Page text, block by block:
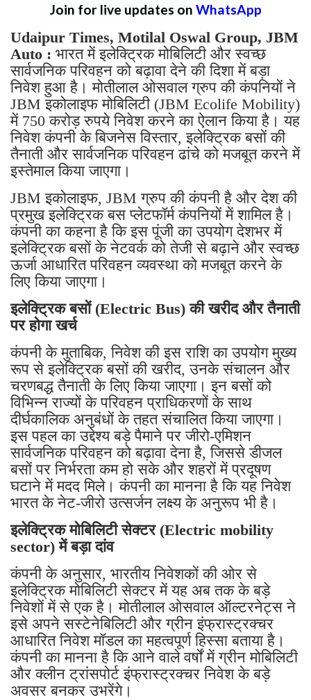
Join for live updates on WhatsApp
Udaipur Times, Motilal Oswal Group, JBM
Auto : भारत में इलेक्ट्रिक मोबिलिटी और स्वच्छ
सार्वजनिक परिवहन को बढ़ावा देने की दिशा में बड़ा
निवेश हुआ है। मोतीलाल ओसवाल ग्रुप की कंपनियों ने
JBM इकोलाइफ मोबिलिटी (JBM Ecolife Mobility)
में 750 करोड़ रुपये निवेश करने का ऐलान किया है। यह
निवेश कंपनी के बिजनेस विस्तार, इलेक्ट्रिक बसों की
तैनाती और सार्वजनिक परिवहन ढांचे को मजबूत करने में
इस्तेमाल किया जाएगा।
JBM इकोलाइफ, JBM ग्रुप की कंपनी है और देश की
प्रमुख इलेक्ट्रिक बस प्लेटफॉर्म कंपनियों में शामिल है।
कंपनी का कहना है कि इस पूंजी का उपयोग देशभर में
इलेक्ट्रिक बसों के नेटवर्क को तेजी से बढ़ाने और स्वच्छ
ऊर्जा आधारित परिवहन व्यवस्था को मजबूत करने के
लिए किया जाएगा।
इलेक्ट्रिक बसों (Electric Bus) की खरीद और तैनाती
पर होगा खर्च
कंपनी के मुताबिक, निवेश की इस राशि का उपयोग मुख्य
रूप से इलेक्ट्रिक बसों की खरीद, उनके संचालन और
चरणबद्ध तैनाती के लिए किया जाएगा। इन बसों को
विभिन्न राज्यों के परिवहन प्राधिकरणों के साथ
दीर्घकालिक अनुबंधों के तहत संचालित किया जाएगा।
इस पहल का उद्देश्य बड़े पैमाने पर जीरो-एमिशन
सार्वजनिक परिवहन को बढ़ावा देना है, जिससे डीजल
बसों पर निर्भरता कम हो सके और शहरों में प्रदूषण
घटाने में मदद मिले। कंपनी का मानना है कि यह निवेश
भारत के नेट-जीरो उत्सर्जन लक्ष्य के अनुरूप भी है।
इलेक्ट्रिक मोबिलिटी सेक्टर (Electric mobility
sector) में बड़ा दांव
कंपनी के अनुसार, भारतीय निवेशकों की ओर से
इलेक्ट्रिक मोबिलिटी सेक्टर में यह अब तक के बड़े
निवेशों में से एक है। मोतीलाल ओसवाल ऑल्टरनेट्स ने
इसे अपने सस्टेनेबिलिटी और ग्रीन इंफ्रास्ट्रक्चर
आधारित निवेश मॉडल का महत्वपूर्ण हिस्सा बताया है।
कंपनी का मानना है कि आने वाले वर्षों में ग्रीन मोबिलिटी
और क्लीन ट्रांसपोर्ट इंफ्रास्ट्रक्चर निवेश के बड़े
अवसर बनकर उभरेंगे।